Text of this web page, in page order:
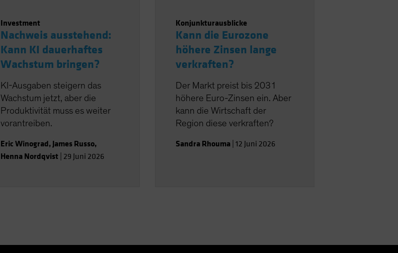
Investment
Nachweis ausstehend:
Kann KI dauerhaftes
Wachstum bringen?
KI-Ausgaben steigern das
Wachstum jetzt, aber die
Produktivität muss es weiter
vorantreiben.
Eric Winograd, James Russo,
Henna Nordqvist 29 Juni 2026
Konjunkturausblicke
Kann die Eurozone
höhere Zinsen lange
verkraften?
Der Markt preist bis 2031
höhere Euro-Zinsen ein. Aber
kann die Wirtschaft der
Region diese verkraften?
Sandra Rhouma| 12 Juni 2026